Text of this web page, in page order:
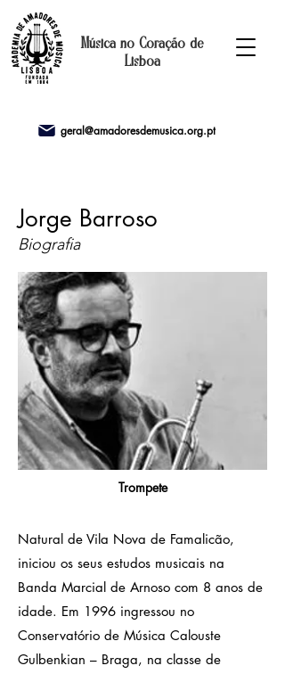
Música no Coração de
Lisboa
geral@amadoresdemusica.org.pt
Jorge Barroso
Biografia
Trompete
Natural de Vila Nova de Famalicão,
iniciou os seus estudos musicais na
Banda Marcial de Arnoso com 8 anos de
idade. Em 1996 ingressou no
Conservatório de Música Calouste
Gulbenkian – Braga, na classe de